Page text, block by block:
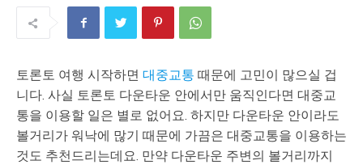
토론토 여행 시작하면 대중교통 때문에 고민이 많으실 겁
니다. 사실 토론토 다운타운 안에서만 움직인다면 대중교
통을 이용할 일은 별로 없어요. 하지만 다운타운 안이라도
볼거리가 워낙에 많기 때문에 가끔은 대중교통을 이용하는
것도 추천드리는데요. 만약 다운타운 주변의 볼거리까지